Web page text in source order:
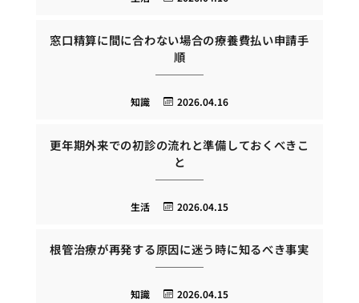
窓口精算に間に合わない場合の療養費払い申請手
順
2026.04.16
知識
更年期外来での初診の流れと準備しておくべきこ
と
2026.04.15
生活
根管治療が再発する原因に迷う時に知るべき事実
2026.04.15
知識